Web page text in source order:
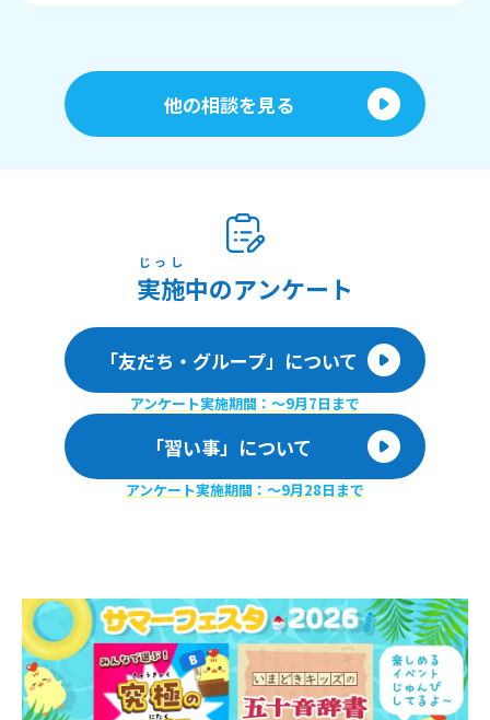
他の相談を見る
実施
じっし
中のアンケート
「友だち・グループ」について
アンケート実施期間：〜9月7日まで
「習い事」について
アンケート実施期間：〜9月28日まで